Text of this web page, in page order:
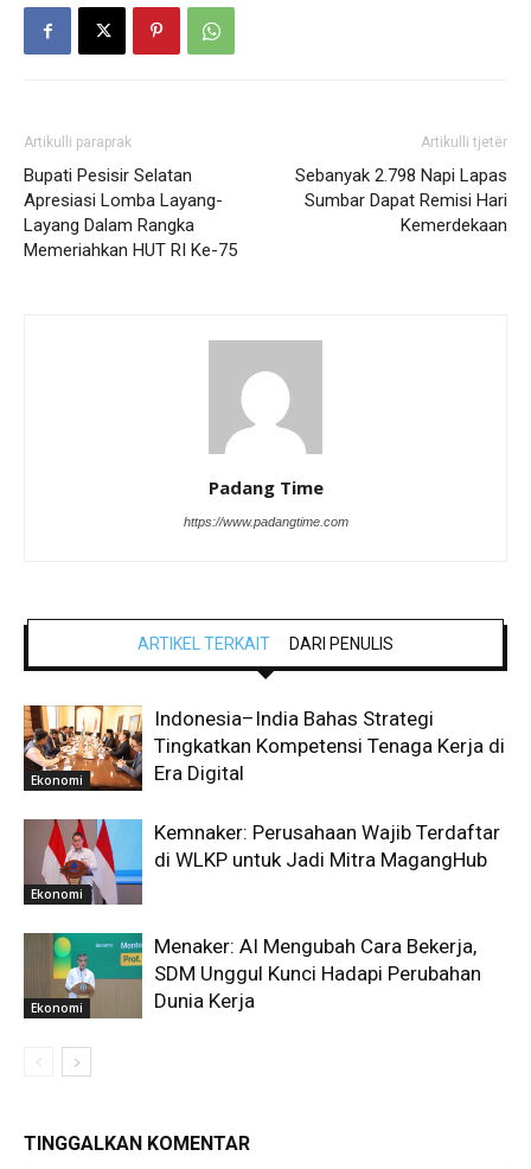
Artikulli paraprak
Bupati Pesisir Selatan
Apresiasi Lomba Layang-
Layang Dalam Rangka
Memeriahkan HUT RI Ke-75
Artikulli tjetër
Sebanyak 2.798 Napi Lapas
Sumbar Dapat Remisi Hari
Kemerdekaan
Padang Time
https://www.padangtime.com
ARTIKEL TERKAIT DARI PENULIS
Ekonomi
Indonesia–India Bahas Strategi
Tingkatkan Kompetensi Tenaga Kerja di
Era Digital
Ekonomi
Kemnaker: Perusahaan Wajib Terdaftar
di WLKP untuk Jadi Mitra MagangHub
Ekonomi
Menaker: AI Mengubah Cara Bekerja,
SDM Unggul Kunci Hadapi Perubahan
Dunia Kerja
TINGGALKAN KOMENTAR